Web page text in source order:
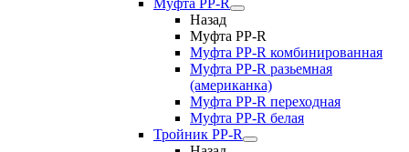
Муфта PP-R
Назад
Муфта PP-R
Муфта РР-R комбинированная
Муфта РР-R разьемная
(американка)
Муфта РР-R переходная
Муфта РР-R белая
Тройник PP-R